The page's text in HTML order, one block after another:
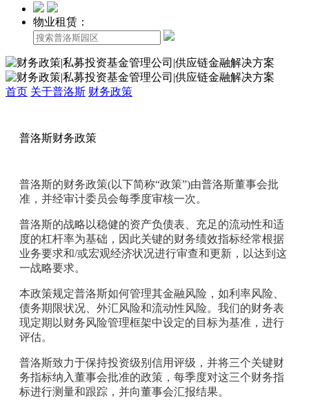
物业租赁：
首页 关于普洛斯 财务政策
普洛斯财务政策
普洛斯的财务政策(以下简称“政策”)由普洛斯董事会批
准，并经审计委员会每季度审核一次。
普洛斯的战略以稳健的资产负债表、充足的流动性和适
度的杠杆率为基础，因此关键的财务绩效指标经常根据
业务要求和/或宏观经济状况进行审查和更新，以达到这
一战略要求。
本政策规定普洛斯如何管理其金融风险，如利率风险、
债务期限状况、外汇风险和流动性风险。我们的财务表
现定期以财务风险管理框架中设定的目标为基准，进行
评估。
普洛斯致力于保持投资级别信用评级，并将三个关键财
务指标纳入董事会批准的政策，每季度对这三个财务指
标进行测量和跟踪，并向董事会汇报结果。